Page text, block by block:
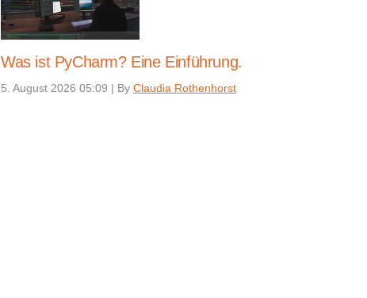
Was ist PyCharm? Eine Einführung.
5. August 2026 05:09 | By Claudia Rothenhorst